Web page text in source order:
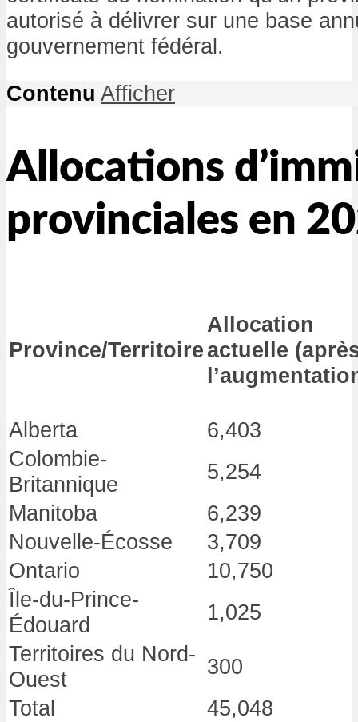
autorisé à délivrer sur une base
gouvernement fédéral.
Contenu Afficher
Allocations
provinciales en
Province/Territoire
Allocation
actuelle
Alberta
6,403
Colombie-
Britannique
5,254
Manitoba
6,239
Nouvelle-Écosse
3,709
Ontario
10,750
Île-du-Prince-
Édouard
1,025
Territoires du Nord-
Ouest
300
Total
45,048